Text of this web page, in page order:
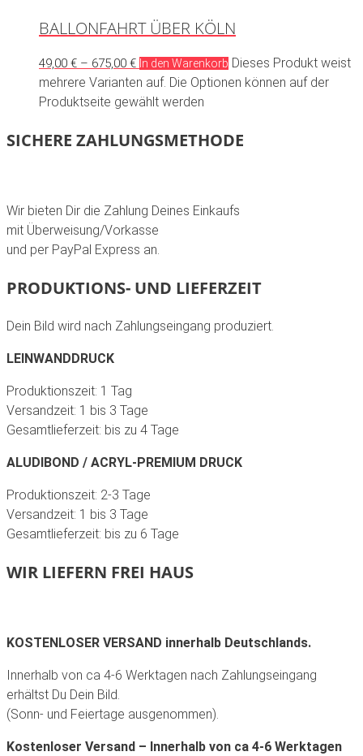
BALLONFAHRT ÜBER KÖLN
49,00 € – 675,00 € In den Warenkorb Dieses Produkt weist
mehrere Varianten auf. Die Optionen können auf der
Produktseite gewählt werden
SICHERE ZAHLUNGSMETHODE
Wir bieten Dir die Zahlung Deines Einkaufs
mit Überweisung/Vorkasse
und per PayPal Express an.
PRODUKTIONS- UND LIEFERZEIT
Dein Bild wird nach Zahlungseingang produziert.
LEINWANDDRUCK
Produktionszeit: 1 Tag
Versandzeit: 1 bis 3 Tage
Gesamtlieferzeit: bis zu 4 Tage
ALUDIBOND / ACRYL-PREMIUM DRUCK
Produktionszeit: 2-3 Tage
Versandzeit: 1 bis 3 Tage
Gesamtlieferzeit: bis zu 6 Tage
WIR LIEFERN FREI HAUS
KOSTENLOSER VERSAND innerhalb Deutschlands.
Innerhalb von ca 4-6 Werktagen nach Zahlungseingang
erhältst Du Dein Bild.
(Sonn- und Feiertage ausgenommen).
Kostenloser Versand – Innerhalb von ca 4-6 Werktagen